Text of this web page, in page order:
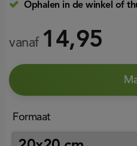
Formaat
Ophalen in de winkel of
vanaf 14,95